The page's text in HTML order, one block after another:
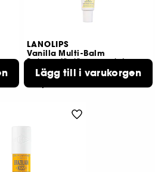
LANOLIPS
Vanilla Multi-Balm
Balsam för läppar och torr hud
2
179,00 KR
Lägg till i varukorgen